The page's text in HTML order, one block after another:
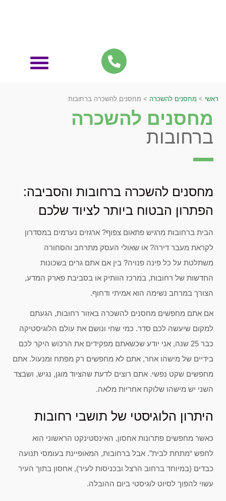
ראשי > מחסנים להשכרה > מחסנים להשכרה ברחובות
מחסנים להשכרה
ברחובות
מחסנים להשכרה ברחובות והסביבה:
הפתרון הבטוח ביותר לציוד שלכם
הבית ברחובות מרגיש פתאום צפוף? ארגזים נערמים במסדרון
לקראת מעבר דירה? או שאולי העסק מתרחב והסחורה
משתלטת על כל פינה פנויה? בין אם אתם גרים בשכונות
החדשות של רחובות, במרכז הוותיק או בסביבת פארק המדע,
הצורך במרחב נשימה הוא אמיתי ודחוף.
אם אתם מחפשים מחסנים להשכרה באזור רחובות, הגעתם
למקום שיעשה לכם סדר. כמי שחי ונושם את עולם הלוגיסטיקה
כבר 25 שנה, אני יודע שכשאתם מפקידים את הרכוש היקר לכם
בידיים של מישהו אחר, אתם לא מחפשים רק מפתח ומנעול. אתם
מחפשים שקט נפשי. אתם רוצים לדעת שהציוד מוגן, נגיש, ושבצד
השני יש מישהו שלוקח אחריות מלאה.
היתרון הלוגיסטי של תושבי רחובות
כאשר מחפשים פתרונות אחסון, האינסטינקט הראשוני הוא
לחפש “מתחת לבית”. אבל ברחובות, המאופיינת בעומסי תנועה
כבדים (במיוחד ברחוב הרצל ובכניסות לעיר), אחסון בתוך העיר
עשוי להפוך לסיוט לוגיסטי ביום ההובלה.